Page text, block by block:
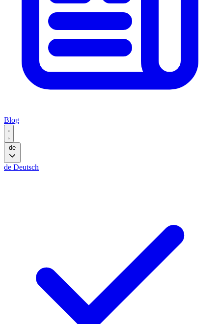
Blog
de
de Deutsch